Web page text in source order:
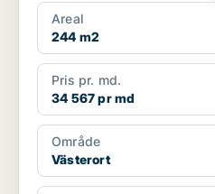
Areal
244 m2
Pris pr. md.
34 567 pr md
Område
Västerort